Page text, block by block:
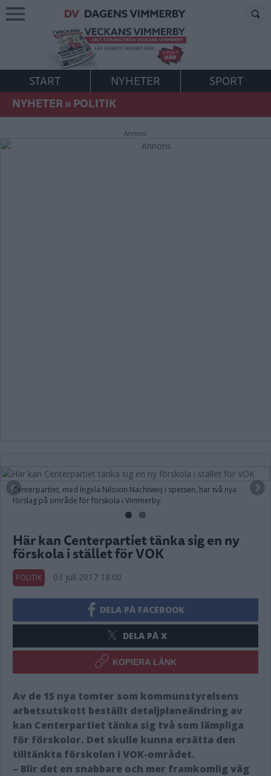
START NYHETER
SPORT
NYHETER»POLITIK
Annons:
Centerpartiet, med Ingela Nilsson Nachtweij i spetsen, har två nya
förslag på område för förskola i Vimmerby.
Här kan Centerpartiet tänka sig en ny
förskola i stället för VOK
POLITIK 03 juli 2017 18.00
DELA PÅ FACEBOOK
DELA PÅ X
KOPIERA LÄNK
Av de 15 nya tomter som kommunstyrelsens
arbetsutskott beställt detaljplaneändring av
kan Centerpartiet tänka sig två som lämpliga
för förskolor. Det skulle kunna ersätta den
tilltänkta förskolan i VOK-området.
– Blir det en snabbare och mer framkomlig väg